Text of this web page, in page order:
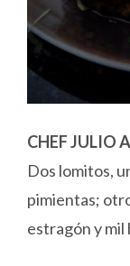
CHEF JULIO
Dos lomitos,
pimientas;
estragón y mil